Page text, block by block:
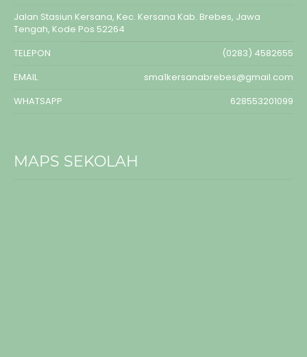
Jalan Stasiun Kersana, Kec. Kersana Kab. Brebes, Jawa
Tengah, Kode Pos 52264
TELEPON
(0283) 4582655
EMAIL
sma1kersanabrebes@gmail.com
WHATSAPP
628553201099
MAPS SEKOLAH